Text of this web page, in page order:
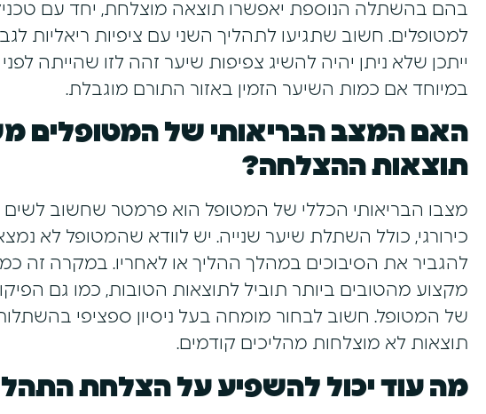
בהם בהשתלה הנוספת יאפשרו תוצאה מוצלחת, יחד עם
למטופלים. חשוב שתגיעו לתהליך השני עם ציפיות ריאליות
ייתכן שלא ניתן יהיה להשיג צפיפות שיער זהה לזו שהייתה
במיוחד אם כמות השיער הזמין באזור התורם מוגבלת.
האם המצב הבריאותי של המטופלים
תוצאות ההצלחה?
מצבו הבריאותי הכללי של המטופל הוא פרמטר שחשוב לשים
כירורגי, כולל השתלת שיער שנייה. יש לוודא שהמטופל לא
להגביר את הסיבוכים במהלך ההליך או לאחריו. במקרה זה
מקצוע מהטובים ביותר תוביל לתוצאות הטובות, כמו גם
של המטופל. חשוב לבחור מומחה בעל ניסיון ספציפי בהשתלות
תוצאות לא מוצלחות מהליכים קודמים.
מה עוד יכול להשפיע על הצלחת